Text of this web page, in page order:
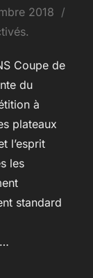
2018
Coupe de
du
à
plateaux
l’esprit
les
standard